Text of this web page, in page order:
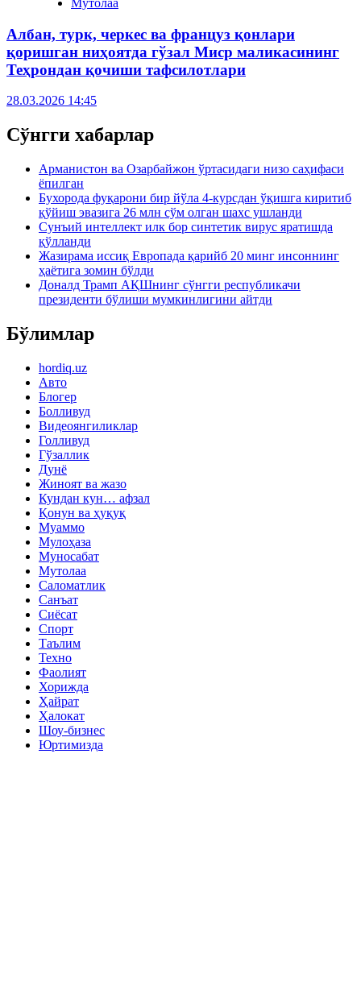
Мутолаа
Албан, турк, черкес ва француз қонлари
қоришган ниҳоятда гўзал Миср маликасининг
Теҳрондан қочиши тафсилотлари
28.03.2026 14:45
Сўнгги хабарлар
Арманистон ва Озарбайжон ўртасидаги низо саҳифаси
ёпилган
Бухорода фуқарони бир йўла 4-курсдан ўқишга киритиб
қўйиш эвазига 26 млн сўм олган шахс ушланди
Сунъий интеллект илк бор синтетик вирус яратишда
қўлланди
Жазирама иссиқ Европада қарийб 20 минг инсоннинг
ҳаётига зомин бўлди
Доналд Трамп АҚШнинг сўнгги республикачи
президенти бўлиши мумкинлигини айтди
Бўлимлар
hordiq.uz
Авто
Блогер
Болливуд
Видеоянгиликлар
Голливуд
Гўзаллик
Дунё
Жиноят ва жазо
Кундан кун… афзал
Қонун ва ҳуқуқ
Муаммо
Мулоҳаза
Муносабат
Мутолаа
Саломатлик
Санъат
Сиёсат
Спорт
Таълим
Техно
Фаолият
Хорижда
Ҳайрат
Ҳалокат
Шоу-бизнес
Юртимизда